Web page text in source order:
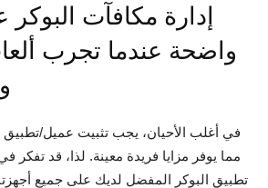
إدارة مكافآت البوكر
واضحة عندما تجرب
في أغلب الأحيان، يجب تثبيت عميل/تطبيق
مما يوفر مزايا فريدة معينة. لذا، قد
تطبيق البوكر المفضل لديك على جميع